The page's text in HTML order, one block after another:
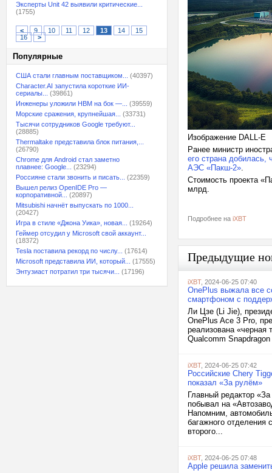
Эксперты Unit 42 выявили критические...
(1755)
< 9 10 11 12 13 14
15
16
>
Популярные
США стали главным поставщиком...
(40397)
Character.AI запустила короткие ИИ-
сериалы...
(39861)
Инженеры уложили HBM на бок —...
(39559)
Морские сражения, крупнейшая...
(33731)
Тысячи сотрудников Google требуют...
(28885)
Thermaltake представила блок питания,...
(26790)
Chrome для Android стал заметно
плавнее: Google...
(23294)
Россияне стали звонить и писать...
(22359)
Вышел релиз OpenIDE Pro —
корпоративной...
(20897)
Mitsubishi начнёт выпускать по 1000...
(20427)
Игра в стиле «Джона Уика», новая...
(19264)
Геймер отсудил у Microsoft свой аккаунт...
(18372)
Tesla поставила рекорд по числу...
(17614)
Microsoft представила ИИ, который...
(17555)
Энтузиаст потратил три тысячи...
(17196)
Изображение DALL-E
Ранее министр
его страна добилась,
АЭС «Пакш-2».
Стоимость проекта
млрд.
Подробнее на iXBT
Предыдущие
iXBT, 2024-06-25 07:40
OnePlus выжала все
смартфоном с
Ли Цзе (Li Jie),
OnePlus Ace 3 Pro,
реализована «черная
Qualcomm
iXBT, 2024-06-25 07:42
Российские Chery
показал «За рулём»
Главный редактор
побывал на
Напомним,
багажного
второго...
iXBT, 2024-06-25 07:48
Apple решила